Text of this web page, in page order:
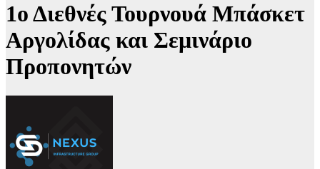
1ο Διεθνές Τουρνουά Μπάσκετ
Αργολίδας και Σεμινάριο
Προπονητών